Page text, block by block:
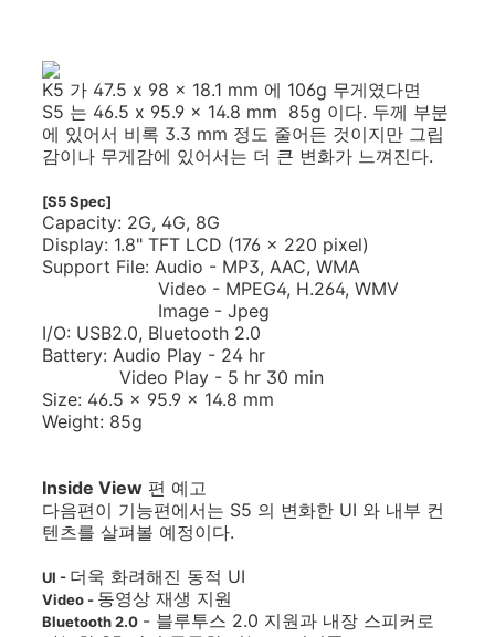
K5 가 47.5 x 98 x 18.1 mm 에 106g 무게였다면
S5 는 46.5 x 95.9 x 14.8 mm 85g 이다. 두께 부분
에 있어서 비록 3.3 mm 정도 줄어든 것이지만 그립
감이나 무게감에 있어서는 더 큰 변화가 느껴진다.
[S5 Spec]
Capacity: 2G, 4G, 8G
Display: 1.8" TFT LCD (176 x 220 pixel)
Support File: Audio - MP3, AAC, WMA
Video - MPEG4, H.264, WMV
Image - Jpeg
I/O: USB2.0, Bluetooth 2.0
Battery: Audio Play - 24 hr
Video Play - 5 hr 30 min
Size: 46.5 x 95.9 x 14.8 mm
Weight: 85g
Inside View 편 예고
다음편이 기능편에서는 S5 의 변화한 UI 와 내부 컨
텐츠를 살펴볼 예정이다.
UI - 더욱 화려해진 동적 UI
Video - 동영상 재생 지원
Bluetooth 2.0 - 블루투스 2.0 지원과 내장 스피커로